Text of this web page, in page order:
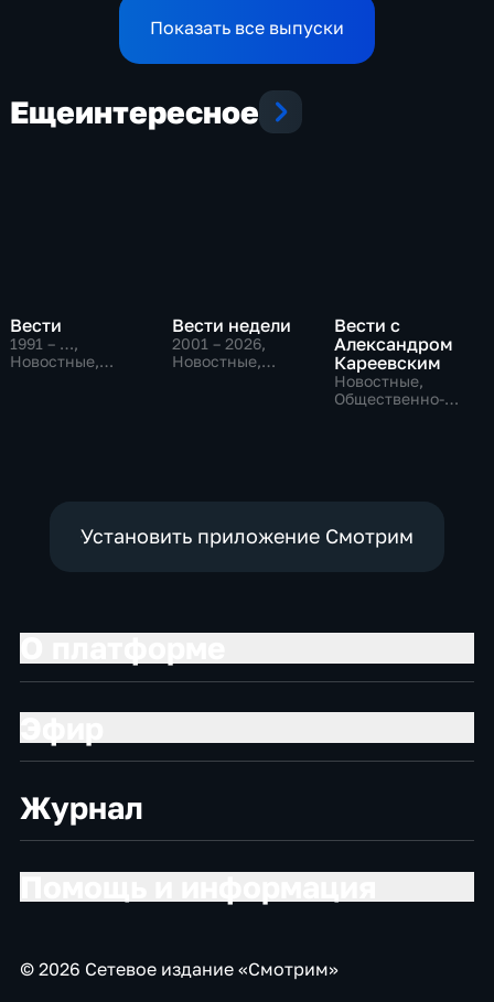
Показать все выпуски
Ещеинтересное
Вести
1991 – …,
Новостные,
Вести недели
2001 – 2026,
Новостные,
Вести с
Александром
Кареевским
Новостные,
Общественно-
Установить приложение Смотрим
Журнал
© 2026 Сетевое издание «Смотрим»